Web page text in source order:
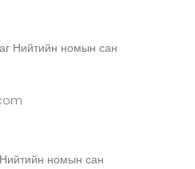
Нийтийн номын сан
номын сан